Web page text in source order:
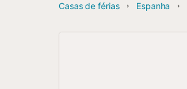
Casas de férias Espanha